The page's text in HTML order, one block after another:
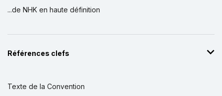
...de NHK en haute définition
Références clefs
Texte de la Convention